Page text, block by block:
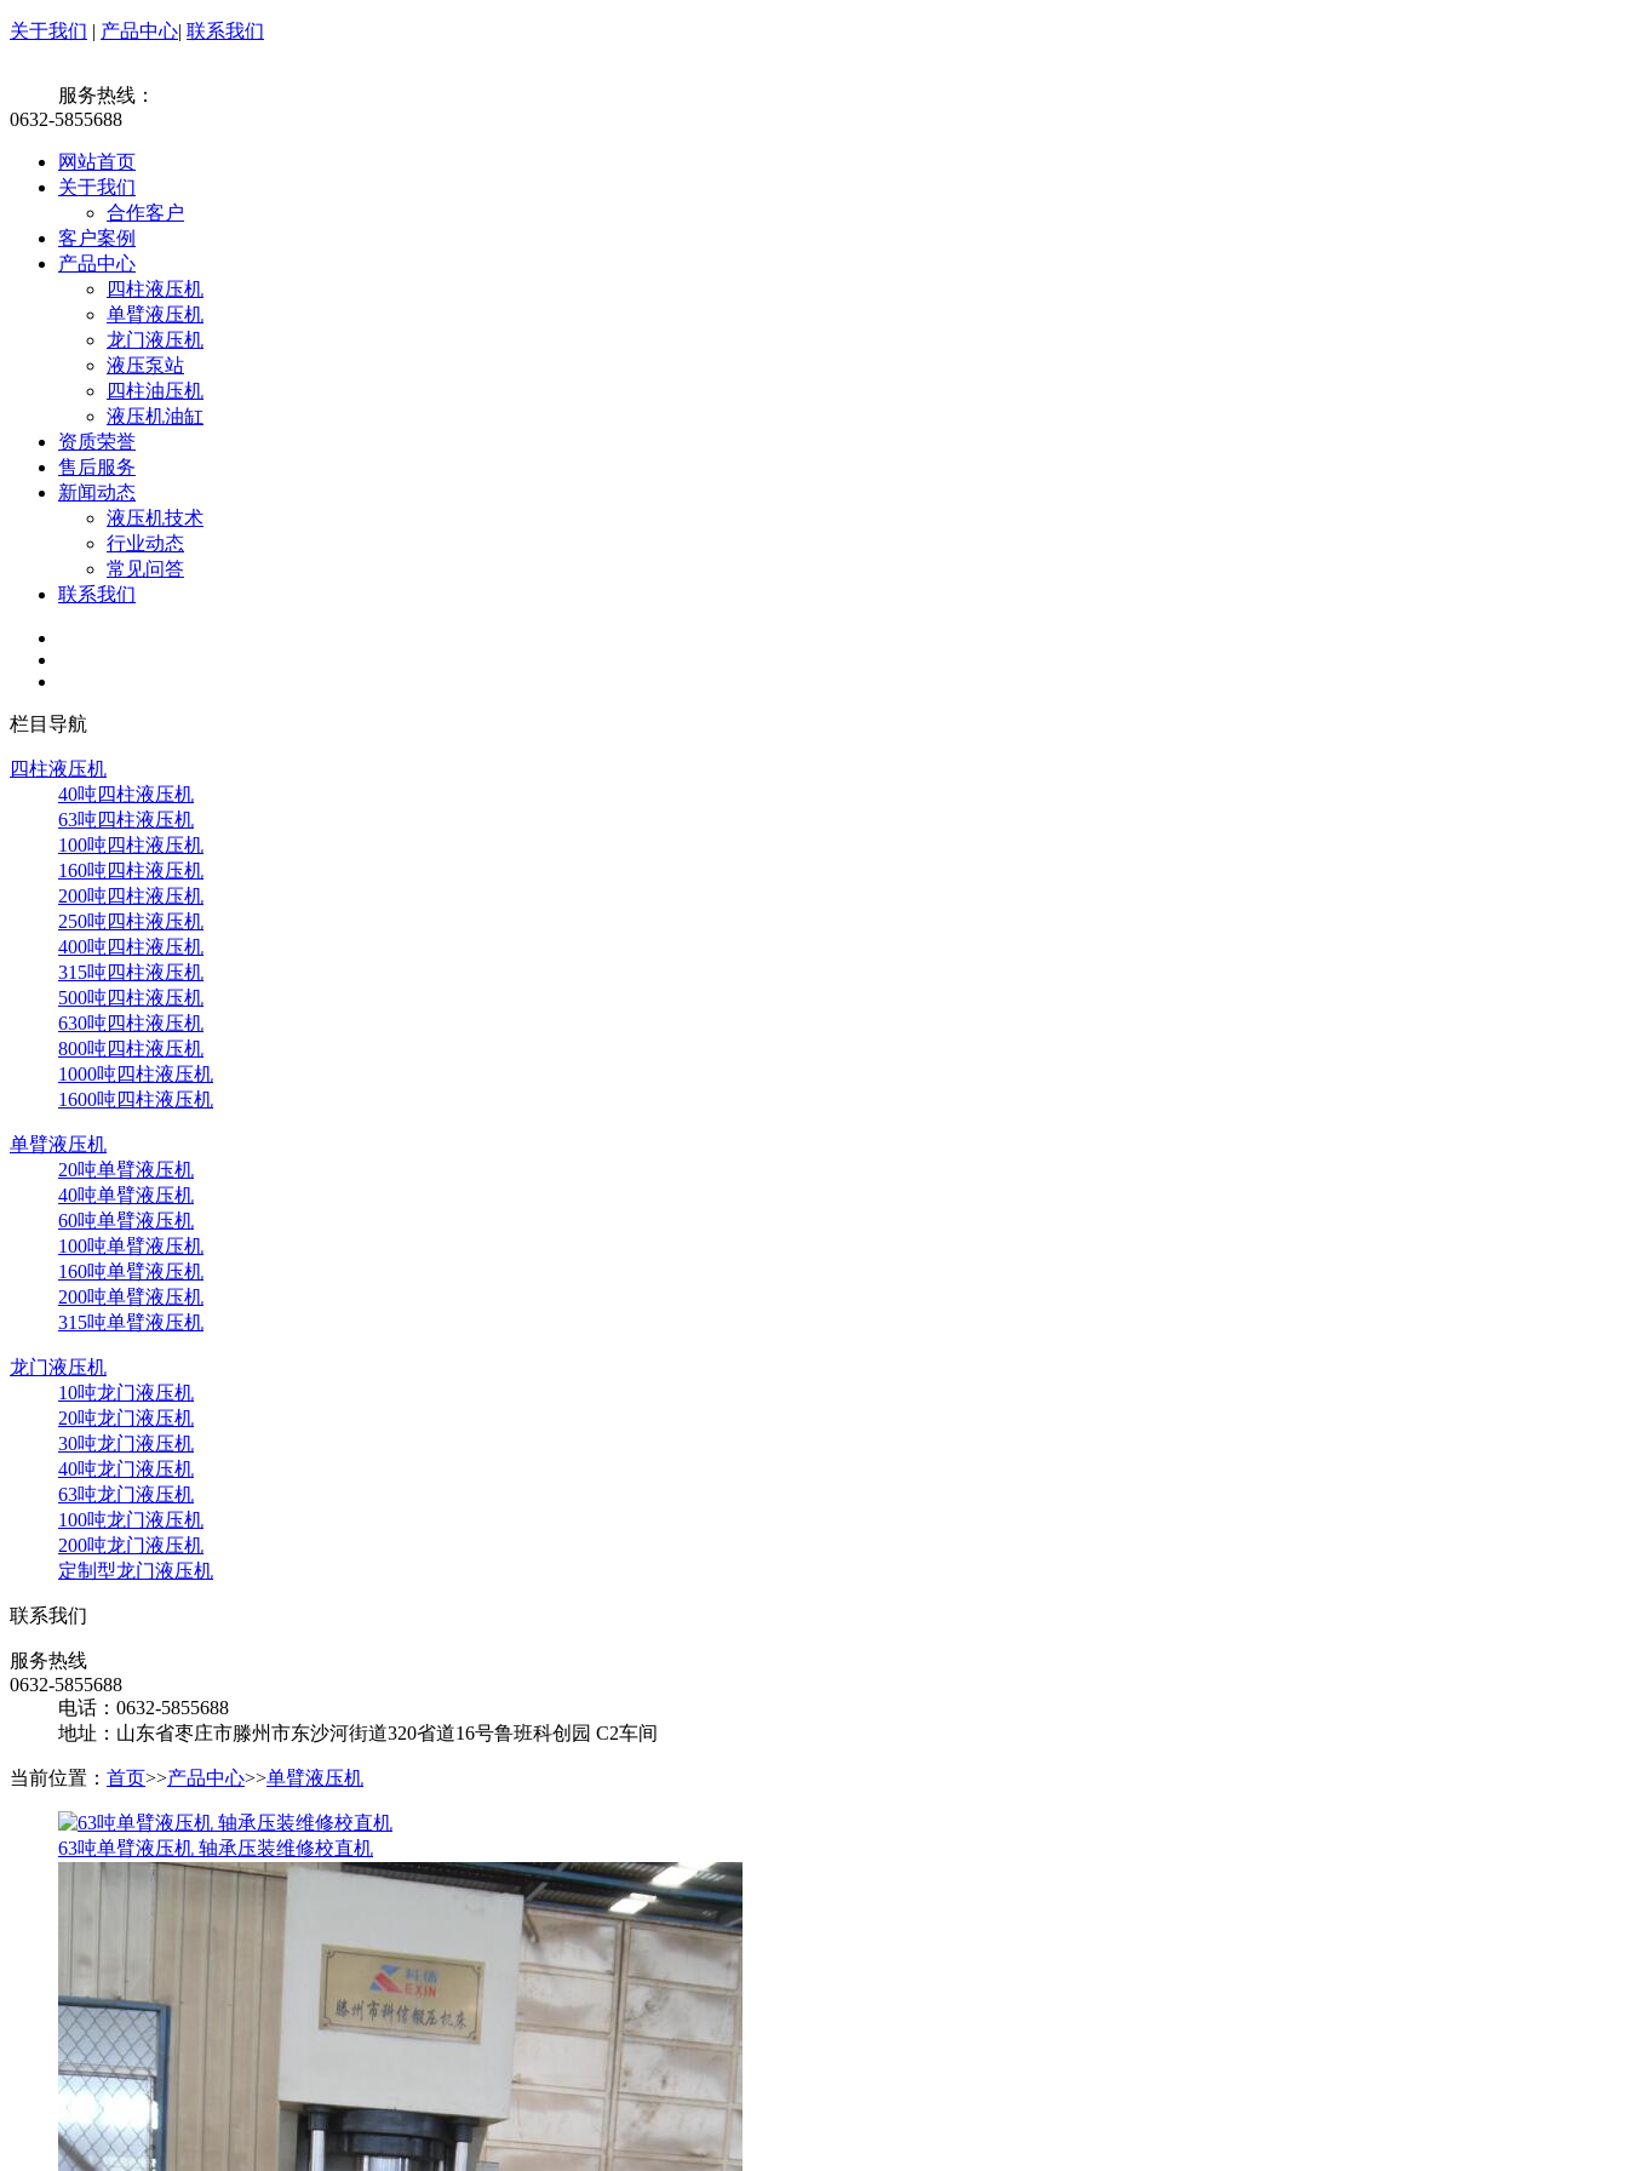
关于我们 | 产品中心| 联系我们
服务热线：
0632-5855688
网站首页
关于我们
合作客户
客户案例
产品中心
四柱液压机
单臂液压机
龙门液压机
液压泵站
四柱油压机
液压机油缸
资质荣誉
售后服务
新闻动态
液压机技术
行业动态
常见问答
联系我们
栏目导航
四柱液压机
40吨四柱液压机
63吨四柱液压机
100吨四柱液压机
160吨四柱液压机
200吨四柱液压机
250吨四柱液压机
400吨四柱液压机
315吨四柱液压机
500吨四柱液压机
630吨四柱液压机
800吨四柱液压机
1000吨四柱液压机
1600吨四柱液压机
单臂液压机
20吨单臂液压机
40吨单臂液压机
60吨单臂液压机
100吨单臂液压机
160吨单臂液压机
200吨单臂液压机
315吨单臂液压机
龙门液压机
10吨龙门液压机
20吨龙门液压机
30吨龙门液压机
40吨龙门液压机
63吨龙门液压机
100吨龙门液压机
200吨龙门液压机
定制型龙门液压机
联系我们
服务热线
0632-5855688
电话：0632-5855688
地址：山东省枣庄市滕州市东沙河街道320省道16号鲁班科创园 C2车间
当前位置： 首页>>产品中心>>单臂液压机
63吨单臂液压机 轴承压装维修校直机